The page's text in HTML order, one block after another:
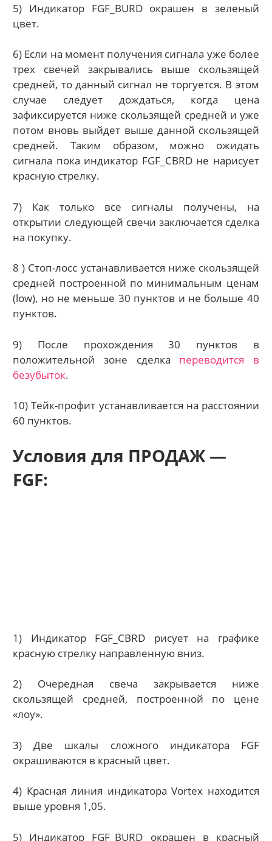
5) Индикатор FGF_BURD окрашен в зеленый
цвет.
6) Если на момент получения сигнала уже более
трех свечей закрывались выше скользящей
средней, то данный сигнал не торгуется. В этом
случае следует дождаться, когда цена
зафиксируется ниже скользящей средней и уже
потом вновь выйдет выше данной скользящей
средней. Таким образом, можно ожидать
сигнала пока индикатор FGF_CBRD не нарисует
красную стрелку.
7) Как только все сигналы получены, на
открытии следующей свечи заключается сделка
на покупку.
8 ) Стоп-лосс устанавливается ниже скользящей
средней построенной по минимальным ценам
(low), но не меньше 30 пунктов и не больше 40
пунктов.
9) После прохождения 30 пунктов в
положительной зоне сделка переводится в
безубыток.
10) Тейк-профит устанавливается на расстоянии
60 пунктов.
Условия для ПРОДАЖ —
FGF:
1) Индикатор FGF_CBRD рисует на графике
красную стрелку направленную вниз.
2) Очередная свеча закрывается ниже
скользящей средней, построенной по цене
«лоу».
3) Две шкалы сложного индикатора FGF
окрашиваются в красный цвет.
4) Красная линия индикатора Vortex находится
выше уровня 1,05.
5) Индикатор FGF_BURD окрашен в красный